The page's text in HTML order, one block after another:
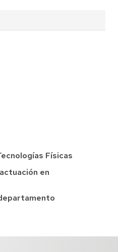
Físicas
en